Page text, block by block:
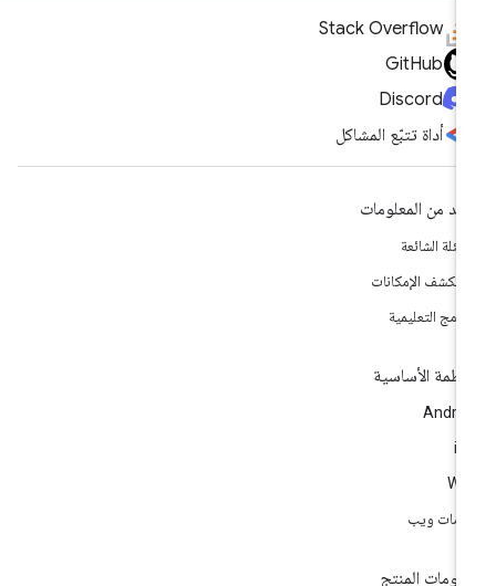
Stack Overflow
GitHub
Discord
أداة تتبّع المشاكل
من المعلومات
الشائعة
الإمكانات
التعليمية
الأساسية
ويب
المنتج